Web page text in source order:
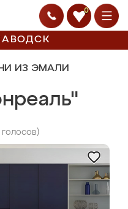
0
ИЗ ЭМАЛИ
голосов)